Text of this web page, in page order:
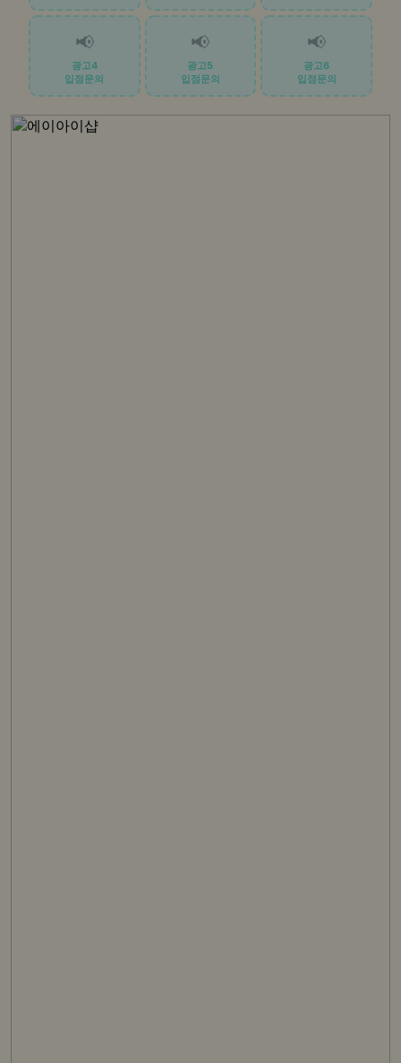
📢
광고4
입점문의
📢
광고5
입점문의
📢
광고6
입점문의